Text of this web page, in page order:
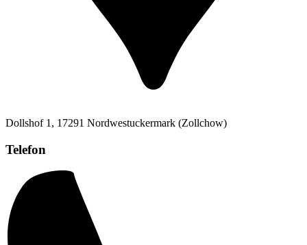
Dollshof 1, 17291 Nordwestuckermark (Zollchow)
Telefon